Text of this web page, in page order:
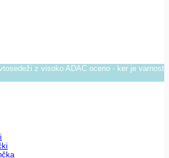
z visoko ADAC oceno - ker je varnost